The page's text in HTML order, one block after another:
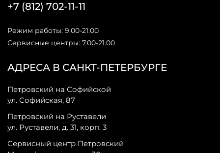
АДРЕСА В САНКТ-ПЕТЕРБУРГЕ
Петровский на Софийской
ул. Софийская, 87
Петровский на Руставели
ул. Руставели, д. 31, корп. 3
Сервисный центр Петровский
+7 (812) 702-11-11
Режим работы: 9.00-21.00
Сервисные центры: 7.00-21.00